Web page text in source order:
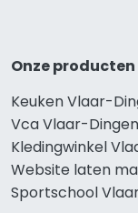
Onze producten
Keuken Vlaar-
Vca Vlaar-Dingen
Kledingwinkel
Website laten
Sportschool